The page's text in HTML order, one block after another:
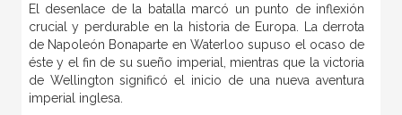
El desenlace de la batalla marcó un punto de inflexión
crucial y perdurable en la historia de Europa. La derrota
de Napoleón Bonaparte en Waterloo supuso el ocaso de
éste y el fin de su sueño imperial, mientras que la victoria
de Wellington significó el inicio de una nueva aventura
imperial inglesa.